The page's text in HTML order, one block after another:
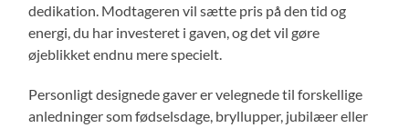
dedikation. Modtageren vil sætte pris på den tid og
energi, du har investeret i gaven, og det vil gøre
øjeblikket endnu mere specielt.
Personligt designede gaver er velegnede til forskellige
anledninger som fødselsdage, bryllupper, jubilæer eller